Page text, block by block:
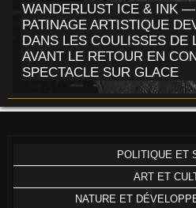
WANDERLUST ICE & INK
PATINAGE ARTISTIQUE
DANS LES COULISSES DE
AVANT LE RETOUR EN
SPECTACLE SUR GLACE
POLITIQUE ET
ART ET
NATURE ET